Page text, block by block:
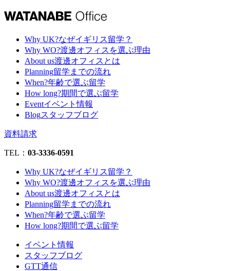
Why UK?なぜイギリス留学？
Why WO?渡邊オフィスを選ぶ理由
About us渡邊オフィスとは
Planning留学までの流れ
When?年齢で選ぶ留学
How long?期間で選ぶ留学
Eventイベント情報
Blogスタッフブログ
資料請求
TEL： 03-3336-0591
Why UK?なぜイギリス留学？
Why WO?渡邊オフィスを選ぶ理由
About us渡邊オフィスとは
Planning留学までの流れ
When?年齢で選ぶ留学
How long?期間で選ぶ留学
イベント情報
スタッフブログ
GTT通信